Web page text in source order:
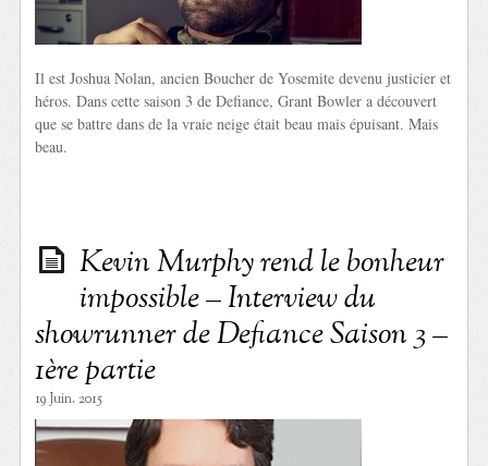
Il est Joshua Nolan, ancien Boucher de Yosemite devenu justicier et
héros. Dans cette saison 3 de Defiance, Grant Bowler a découvert
que se battre dans de la vraie neige était beau mais épuisant. Mais
beau.
Kevin Murphy rend le bonheur
impossible – Interview du
showrunner de Defiance Saison 3 –
1ère partie
19 Juin. 2015